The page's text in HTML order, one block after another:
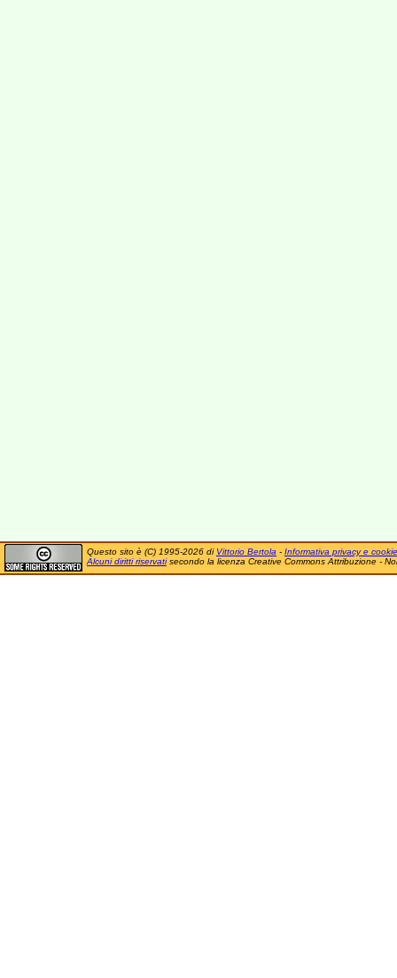
Questo sito è (C) 1995-2026 di Vittorio Bertola - Informativa privacy e cookie
Alcuni diritti riservatisecondo la licenza Creative Commons Attribuzione -